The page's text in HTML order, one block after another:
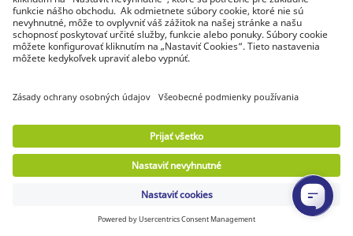
Objavte Lyreco riešenia pre ekologickejšie pracoviská
podnikateľom. Všetky ceny sú uvedené bez DPH. Právo
Identifikačné údaje|Všeobecné obchodné
podmienky|Elektronická fakturácia
Dokumenty na stiahnutie
|Vyhlásenie o digitálnej
prístupnosti|Podmienky použitia|Ochrana